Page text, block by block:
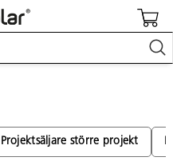
Projektsäljare större projekt